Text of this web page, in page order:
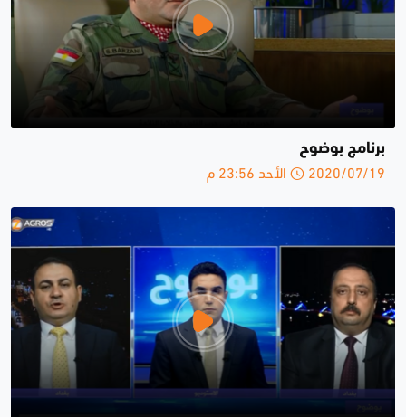
برنامج بوضوح
2020/07/19 الأحد 23:56 م